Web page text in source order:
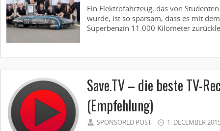
Ein Elektrofahrzeug, das von
wurde, ist so sparsam, dass es mit
Superbenzin 11.000 Kilometer
Save.TV – die beste TV-
(Empfehlung)
SPONSORED POST 1. DECEMBER